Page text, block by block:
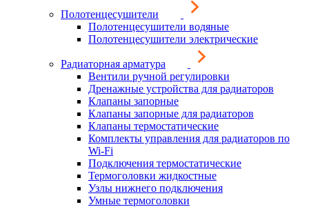
Полотенцесушители
Полотенцесушители водяные
Полотенцесушители электрические
Радиаторная арматура
Вентили ручной регулировки
Дренажные устройства для радиаторов
Клапаны запорные
Клапаны запорные для радиаторов
Клапаны термостатические
Комплекты управления для радиаторов по
Wi-Fi
Подключения термостатические
Термоголовки жидкостные
Узлы нижнего подключения
Умные термоголовки